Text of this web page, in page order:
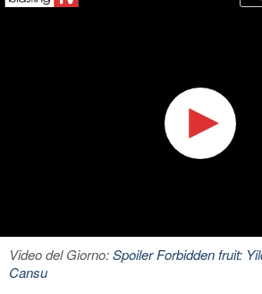
Video del Giorno:Spoiler Forbidden fruit:
Cansu